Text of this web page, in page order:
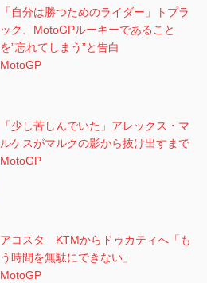
「自分は勝つためのライダー」トプラ
ック、MotoGPルーキーであること
を”忘れてしまう”と告白
MotoGP
「少し苦しんでいた」アレックス・マ
ルケスがマルクの影から抜け出すまで
MotoGP
アコスタ KTMからドゥカティへ「も
う時間を無駄にできない」
MotoGP